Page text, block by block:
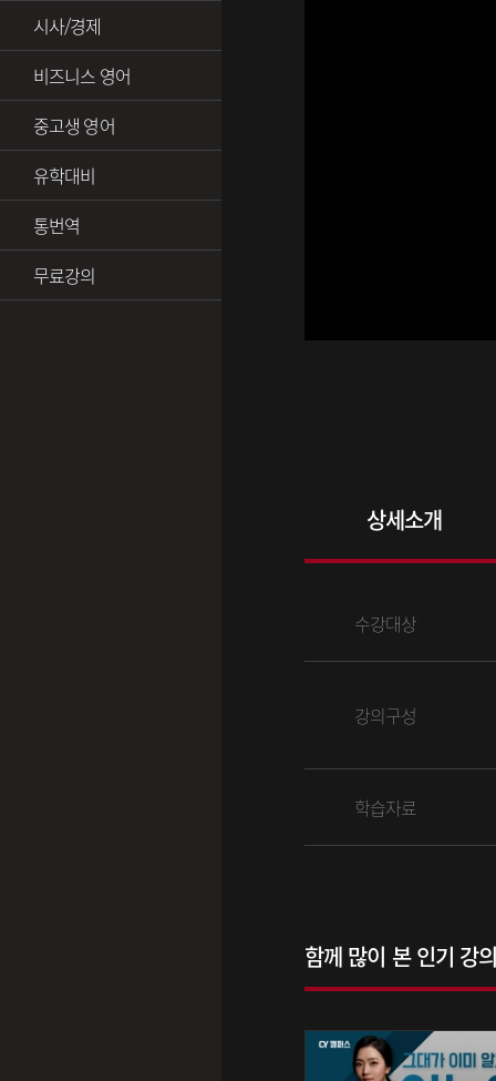
시사/경제
비즈니스 영어
중고생 영어
유학대비
통번역
무료강의
상세소개
수강대상
강의구성
학습자료
함께 많이 본 인기 강